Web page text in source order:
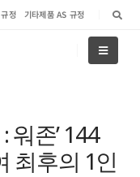
정 기타제품 AS 규정
워존’ 144
최후의 1인